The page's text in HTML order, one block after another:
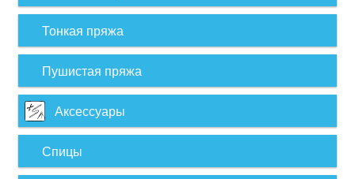
Тонкая пряжа
Пушистая пряжа
Аксессуары
Спицы